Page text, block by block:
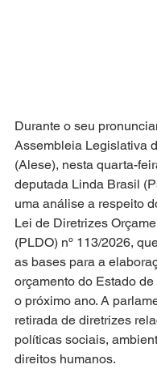
Durante o seu
Assembleia Legislativa
(Alese), nesta quarta-
deputada Linda Brasil
uma análise a respeito
Lei de Diretrizes
(PLDO) nº 113/2026,
as bases para a
orçamento do Estado
o próximo ano. A
retirada de diretrizes
políticas sociais,
direitos humanos.